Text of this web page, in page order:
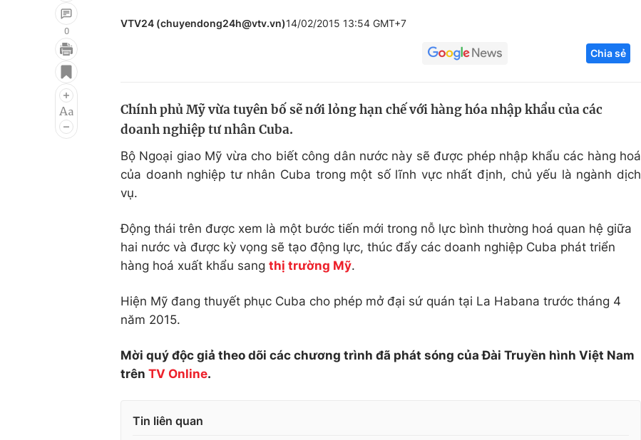
Điện ảnh
Âm nhạc
Làm đẹp
Học trực tuyến
Công nghệ
Sản phẩm
Tư vấn
0
VTV24 (chuyendong24h@vtv.vn)14/02/2015 13:54 GMT+7
Chia sẻ
Chính phủ Mỹ vừa tuyên bố sẽ nới lỏng hạn chế với hàng hóa nhập khẩu của các
doanh nghiệp tư nhân Cuba.
Bộ Ngoại giao Mỹ vừa cho biết công dân nước này sẽ được phép nhập khẩu các hàng hoá
của doanh nghiệp tư nhân Cuba trong một số lĩnh vực nhất định, chủ yếu là ngành dịch
vụ.
Động thái trên được xem là một bước tiến mới trong nỗ lực bình thường hoá quan hệ giữa
hai nước và được kỳ vọng sẽ tạo động lực, thúc đẩy các doanh nghiệp Cuba phát triển
hàng hoá xuất khẩu sang thị trường Mỹ.
Hiện Mỹ đang thuyết phục Cuba cho phép mở đại sứ quán tại La Habana trước tháng 4
năm 2015.
Mời quý độc giả theo dõi các chương trình đã phát sóng của Đài Truyền hình Việt Nam
trên TV Online.
Tin liên quan